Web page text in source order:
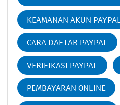
KEAMANAN AKUN PAYPAL
CARA DAFTAR PAYPAL
VERIFIKASI PAYPAL
PEMBAYARAN ONLINE